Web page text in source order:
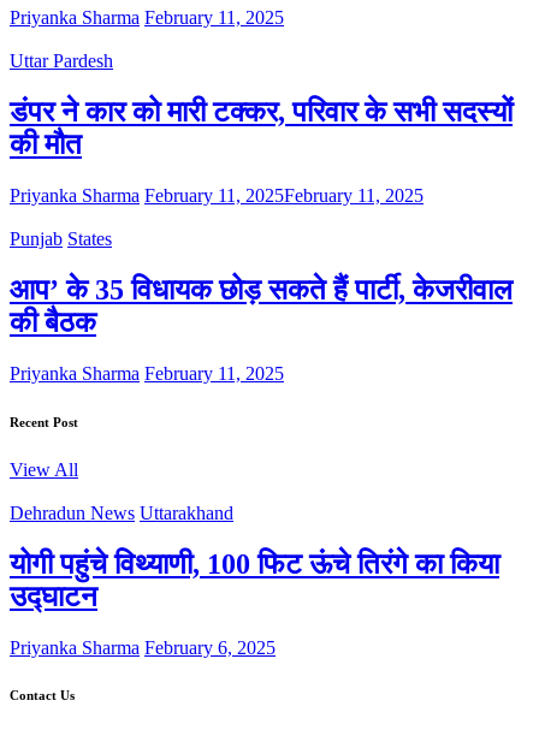
Priyanka Sharma February 11, 2025
Uttar Pardesh
डंपर ने कार को मारी टक्कर, परिवार के सभी सदस्यों
की मौत
Priyanka Sharma February 11, 2025February 11, 2025
Punjab States
आप’ के 35 विधायक छोड़ सकते हैं पार्टी, केजरीवाल
की बैठक
Priyanka Sharma February 11, 2025
Recent Post
View All
Dehradun News Uttarakhand
योगी पहुंचे विथ्याणी, 100 फिट ऊंचे तिरंगे का किया
उद्घाटन
Priyanka Sharma February 6, 2025
Contact Us